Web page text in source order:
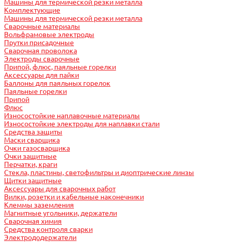
Машины для термической резки металла
Комплектующие
Машины для термической резки металла
Сварочные материалы
Вольфрамовые электроды
Прутки присадочные
Сварочная проволока
Электроды сварочные
Припой, флюс, паяльные горелки
Аксессуары для пайки
Баллоны для паяльных горелок
Паяльные горелки
Припой
Флюс
Износостойкие наплавочные материалы
Износостойкие электроды для наплавки стали
Средства защиты
Маски сварщика
Очки газосварщика
Очки защитные
Перчатки, краги
Стекла, пластины, светофильтры и диоптрические линзы
Щитки защитные
Аксессуары для сварочных работ
Вилки, розетки и кабельные наконечники
Клеммы заземления
Магнитные угольники, держатели
Сварочная химия
Средства контроля сварки
Электрододержатели